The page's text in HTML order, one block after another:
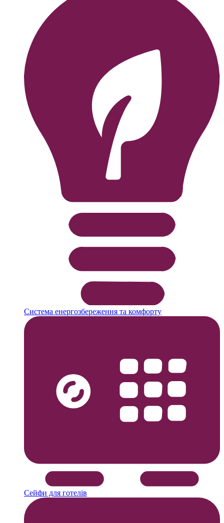
Система енергозбереження та комфорту
Сейфи для готелів